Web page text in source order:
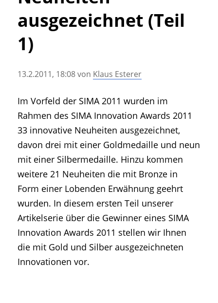
• Messen und Veranstaltungen
• Mitteilung der Redaktion
• Agritechnica Neuheiten Archiv
ausgezeichnet (Teil
1)
13.2.2011, 18:08von Klaus Esterer
Im Vorfeld der SIMA 2011 wurden im
Rahmen des SIMA Innovation Awards 2011
33 innovative Neuheiten ausgezeichnet,
davon drei mit einer Goldmedaille und neun
mit einer Silbermedaille. Hinzu kommen
weitere 21 Neuheiten die mit Bronze in
Form einer Lobenden Erwähnung geehrt
wurden. In diesem ersten Teil unserer
Artikelserie über die Gewinner eines SIMA
Innovation Awards 2011 stellen wir Ihnen
die mit Gold und Silber ausgezeichneten
Innovationen vor.